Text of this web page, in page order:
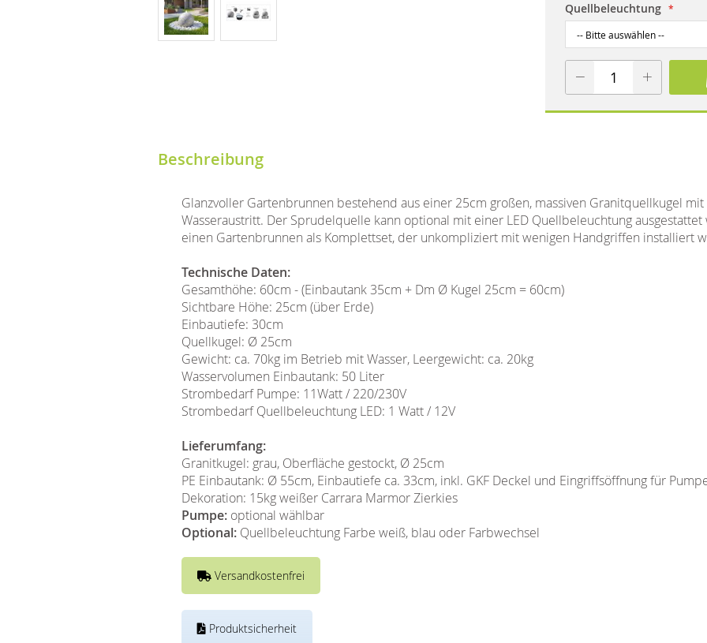
Quellbeleuchtung
Beschreibung
Glanzvoller Gartenbrunnen bestehend aus einer 25cm großen, massiven Granitquellkugel
Wasseraustritt. Der Sprudelquelle kann optional mit einer LED Quellbeleuchtung
einen Gartenbrunnen als Komplettset, der unkompliziert mit wenigen Handgriffen installiert
Technische Daten:
Gesamthöhe: 60cm - (Einbautank 35cm + Dm Ø Kugel 25cm = 60cm)
Sichtbare Höhe: 25cm (über Erde)
Einbautiefe: 30cm
Quellkugel: Ø 25cm
Gewicht: ca. 70kg im Betrieb mit Wasser, Leergewicht: ca. 20kg
Wasservolumen Einbautank: 50 Liter
Strombedarf Pumpe: 11Watt / 220/230V
Strombedarf Quellbeleuchtung LED: 1 Watt / 12V
Lieferumfang:
Granitkugel: grau, Oberfläche gestockt, Ø 25cm
PE Einbautank: Ø 55cm, Einbautiefe ca. 33cm, inkl. GKF Deckel und Eingriffsöffnung für
Dekoration: 15kg weißer Carrara Marmor Zierkies
Pumpe: optional wählbar
Optional: Quellbeleuchtung Farbe weiß, blau oder Farbwechsel
Versandkostenfrei
Produktsicherheit